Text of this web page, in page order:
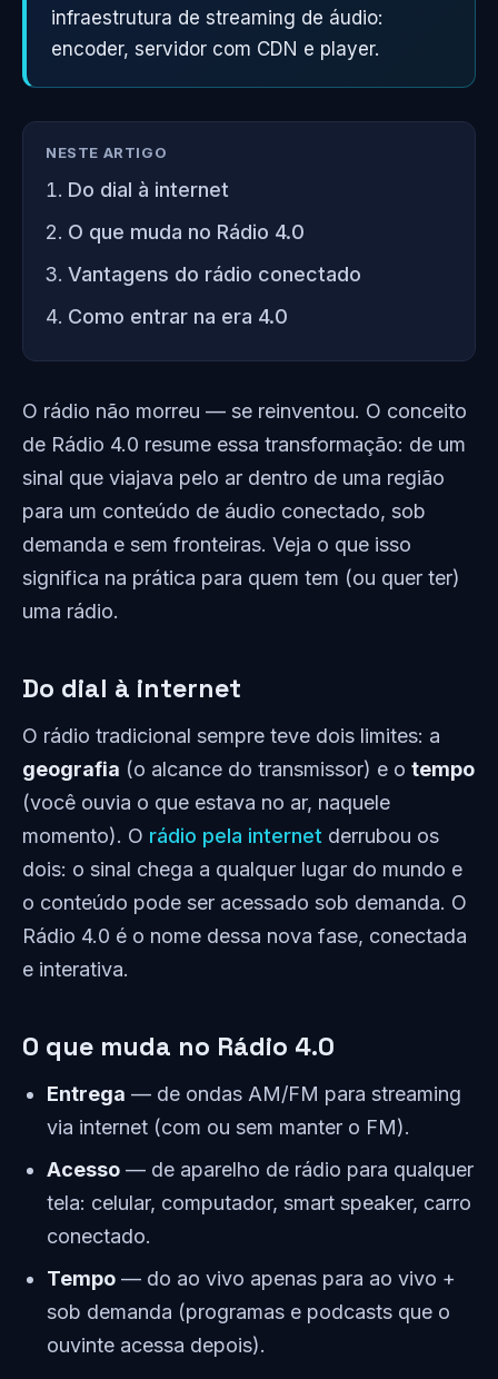
infraestrutura de streaming de áudio:
encoder, servidor com CDN e player.
NESTE ARTIGO
Do dial à internet
O que muda no Rádio 4.0
Vantagens do rádio conectado
Como entrar na era 4.0
O rádio não morreu — se reinventou. O conceito
de Rádio 4.0 resume essa transformação: de um
sinal que viajava pelo ar dentro de uma região
para um conteúdo de áudio conectado, sob
demanda e sem fronteiras. Veja o que isso
significa na prática para quem tem (ou quer ter)
uma rádio.
Do dial à internet
O rádio tradicional sempre teve dois limites: a
geografia (o alcance do transmissor) e o tempo
(você ouvia o que estava no ar, naquele
momento). O rádio pela internet derrubou os
dois: o sinal chega a qualquer lugar do mundo e
o conteúdo pode ser acessado sob demanda. O
Rádio 4.0 é o nome dessa nova fase, conectada
e interativa.
O que muda no Rádio 4.0
Entrega — de ondas AM/FM para streaming
via internet (com ou sem manter o FM).
Acesso — de aparelho de rádio para qualquer
tela: celular, computador, smart speaker, carro
conectado.
Tempo — do ao vivo apenas para ao vivo +
sob demanda (programas e podcasts que o
ouvinte acessa depois).